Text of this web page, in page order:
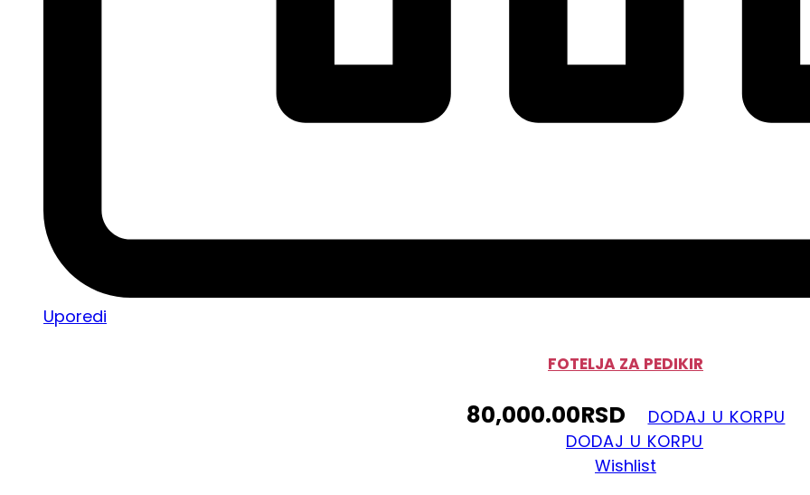
Uporedi
FOTELJA ZA PEDIKIR
80,000.00RSD
DODAJ U KORPU
DODAJ U KORPU
Wishlist